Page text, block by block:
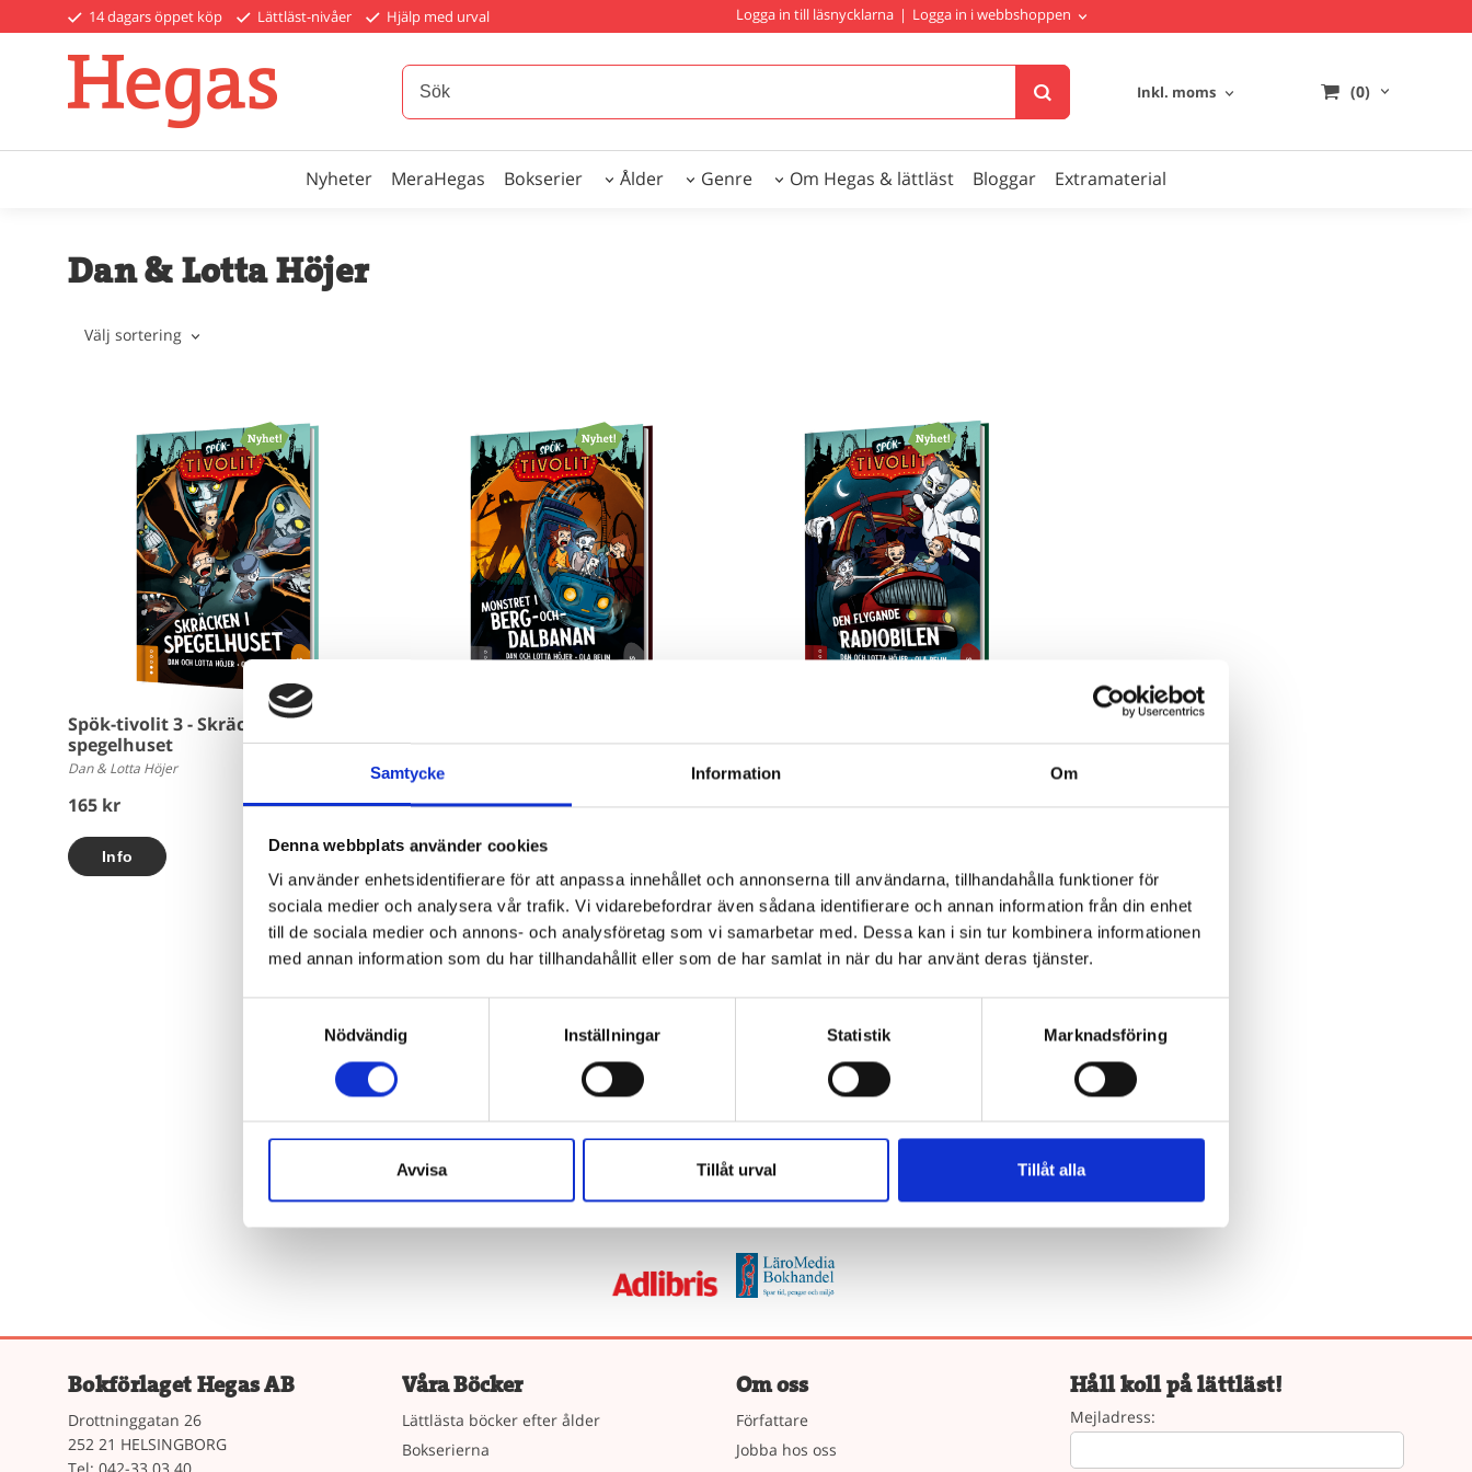
Samtycke Information Om
Denna webbplats använder cookies
Vi använder enhetsidentifierare för att anpassa innehållet och annonserna till användarna, tillhandahålla funktioner för
sociala medier och analysera vår trafik. Vi vidarebefordrar även sådana identifierare och annan information från din enhet
till de sociala medier och annons- och analysföretag som vi samarbetar med. Dessa kan i sin tur kombinera informationen
med annan information som du har tillhandahållit eller som de har samlat in när du har använt deras tjänster.
Nödvändig
Inställningar Statistik Marknadsföring
Avvisa Tillåt urval Tillåt alla
14 dagars öppet köp Lättläst-nivåer Hjälp med urval Logga in till läsnycklarna | Logga in i webbshoppen
Inkl. moms (0)
Nyheter MeraHegas Bokserier Ålder Genre Om Hegas & lättläst Bloggar Extramaterial
Dan & Lotta Höjer
Välj sortering
Spök-tivolit 3 - Skräcken i
spegelhuset
Dan & Lotta Höjer
165 kr
dalbanan
Dan & Lotta Höjer
165 kr
Köp
radiobilen
Dan & Lotta Höjer
165 kr
Är du bibliotekarie eller pedagog? Här köper du in!
Beroende på kommunens upphandlingsavtal köper du våra böcker hos Adlibris, Bokus
eller Läromedia. Spel och Flugo-dockor? Dem köper du hos Läromedia.
Bokförlaget Hegas AB
Drottninggatan 26
252 21 HELSINGBORG
Tel: 042-33 03 40
Våra Böcker
Lättlästa böcker efter ålder
Bokserierna
Om oss
Författare
Jobba hos oss
Håll koll på lättläst!
Mejladress: